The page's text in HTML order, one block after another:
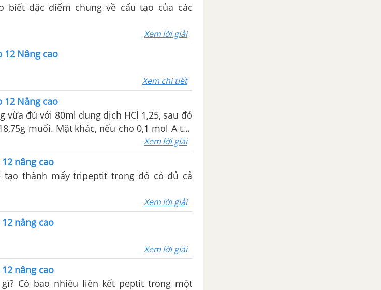
biết đặc điểm chung về cấu tạo của các
Xem lời giải
12 Nâng cao
Xem chi tiết
12 Nâng cao
vừa đủ với 80ml dung dịch HCl 1,25, sau đó
muối. Mặt khác, nếu cho 0,1 mol A tác
vừa đủ , rồi đem cô cạn thì được 17,3g
Xem lời giải
nâng cao
tạo thành mấy tripeptit trong đó có đủ cả
Xem lời giải
nâng cao
Xem lời giải
nâng cao
Có bao nhiêu liên kết peptit trong một